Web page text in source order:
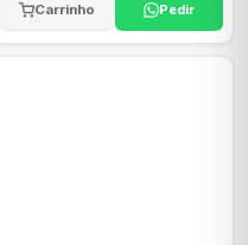
Carrinho Pedir